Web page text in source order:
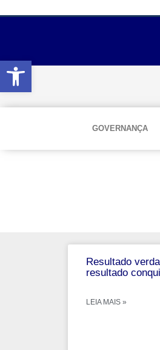
GOVERNANÇA
Resultado
resultado
LEIA MAIS »
Abrir a barra de